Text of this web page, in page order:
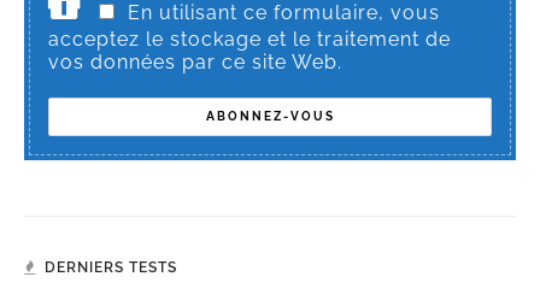
En utilisant ce formulaire, vous
acceptez le stockage et le traitement de
vos données par ce site Web.
DERNIERS TESTS